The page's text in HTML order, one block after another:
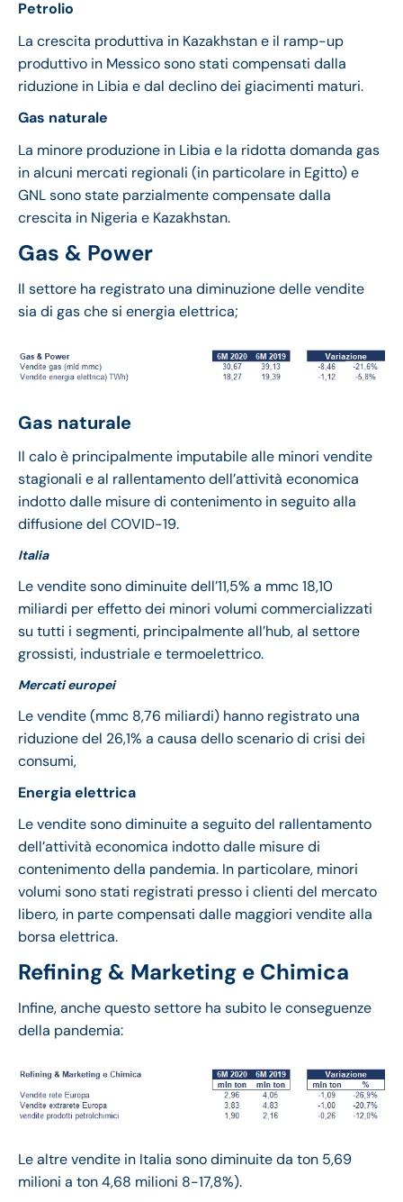
Petrolio
La crescita produttiva in Kazakhstan e il ramp-up
produttivo in Messico sono stati compensati dalla
riduzione in Libia e dal declino dei giacimenti maturi.
Gas naturale
La minore produzione in Libia e la ridotta domanda gas
in alcuni mercati regionali (in particolare in Egitto) e
GNL sono state parzialmente compensate dalla
crescita in Nigeria e Kazakhstan.
Gas & Power
Il settore ha registrato una diminuzione delle vendite
sia di gas che si energia elettrica;
Gas naturale
Il calo è principalmente imputabile alle minori vendite
stagionali e al rallentamento dell’attività economica
indotto dalle misure di contenimento in seguito alla
diffusione del COVID-19.
Italia
Le vendite sono diminuite dell’11,5% a mmc 18,10
miliardi per effetto dei minori volumi commercializzati
su tutti i segmenti, principalmente all’hub, al settore
grossisti, industriale e termoelettrico.
Mercati europei
Le vendite (mmc 8,76 miliardi) hanno registrato una
riduzione del 26,1% a causa dello scenario di crisi dei
consumi,
Energia elettrica
Le vendite sono diminuite a seguito del rallentamento
dell’attività economica indotto dalle misure di
contenimento della pandemia. In particolare, minori
volumi sono stati registrati presso i clienti del mercato
libero, in parte compensati dalle maggiori vendite alla
borsa elettrica.
Refining & Marketing e Chimica
Infine, anche questo settore ha subito le conseguenze
della pandemia:
Le altre vendite in Italia sono diminuite da ton 5,69
milioni a ton 4,68 milioni 8-17,8%).